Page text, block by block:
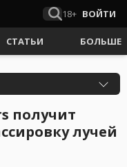
18+ ВОЙТИ
СТАТЬИ БОЛЬШЕ
получит
лучей